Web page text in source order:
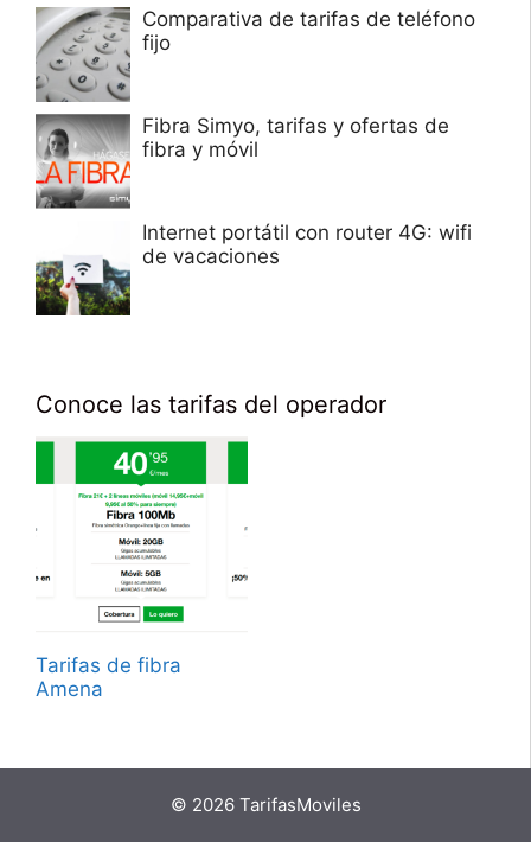
Comparativa de tarifas de teléfono
fijo
Fibra Simyo, tarifas y ofertas de
fibra y móvil
Internet portátil con router 4G: wifi
de vacaciones
Conoce las tarifas del operador
Tarifas de fibra
Amena
© 2026 TarifasMoviles